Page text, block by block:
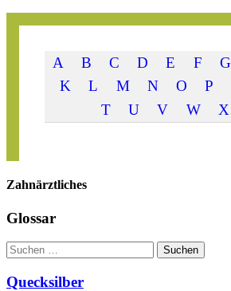
A B C D E F G
K
L M N O P
T
U V W X
Zahn­ärztliches
Glossar
Suchen Suchen
Quecksilber